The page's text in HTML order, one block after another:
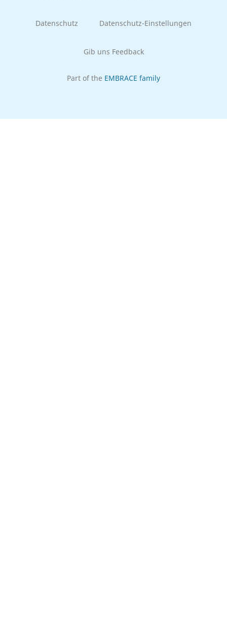
Datenschutz Datenschutz-Einstellungen
Gib uns Feedback
Part of the EMBRACE family